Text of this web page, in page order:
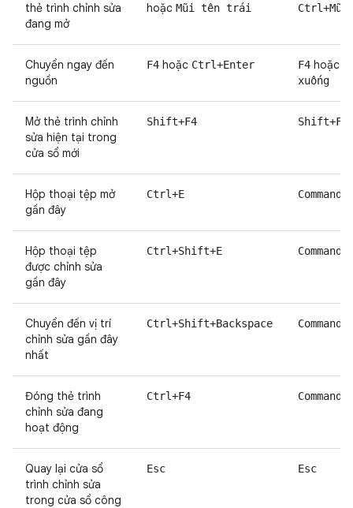
thẻ trình chỉnh sửa
đang mở
hoặc Mũi tên trái
Chuyển ngay đến
nguồn
F4 hoặc Ctrl+Enter F4 hoặc
xuống
Mở thẻ trình chỉnh
sửa hiện tại trong
cửa sổ mới
Shift+F4 Shift+F4
Hộp thoại tệp mở
gần đây
Ctrl+E
Hộp thoại tệp
được chỉnh sửa
gần đây
Ctrl+Shift+E
Chuyển đến vị trí
chỉnh sửa gần đây
nhất
Ctrl+Shift+Backspace
Đóng thẻ trình
chỉnh sửa đang
hoạt động
Ctrl+F4
Quay lại cửa sổ
trình chỉnh sửa
trong cửa sổ công
Esc Esc